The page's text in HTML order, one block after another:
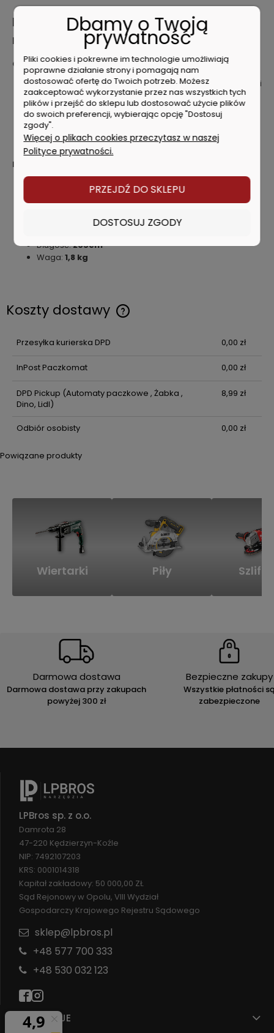
Milwaukee Zestaw do czyszczenia
rynien 4932498512
CHARAKTERYSTYKA PRODUKTU:
Przystawka do rynien z maksymalnie czterema złączami
gwintowanymi i możliwością obrotu kolanka o 360°,
zoptymalizowana pod kątem usuwania zanieczyszczeń
z rynien.
Może być stosowany w następujących dmuchawach:
M18 FBLG3 i M18 F2BL.
DANE TECHNICZNE:
1x adapter doM18 F2BL
1x adapter do M18 FBLG3
Dysza rynnowa
Długość:265cm
Waga: 1,8 kg
Koszty dostawy
Przesyłka kurierska DPD
0,00 zł
InPost Paczkomat 0,00 zł
DPD Pickup (Automaty paczkowe , Żabka ,
Dino, Lidl)
8,99 zł
Odbiór osobisty 0,00 zł
Powiązane produkty
Wiertarki Piły
Darmowa dostawa
Darmowa dostawa przy zakupach
powyżej 300 zł
Bezpieczne zakupy
Wszystkie płatności
zabezpieczone
INFORMACJE
LPBros sp. z o.o.
Damrota 28
47-220 Kędzierzyn-Koźle
NIP: 7492107203
KRS: 0001014318
Kapitał zakładowy: 50 000,00 ZŁ
Sąd Rejonowy w Opolu, VIII Wydział
Gospodarczy Krajowego Rejestru Sądowego
sklep@lpbros.pl
+48 577 700 333
+48 530 032 123
Dbamy o Twoją
prywatność
Pliki cookies i pokrewne im technologie umożliwiają
poprawne działanie strony i pomagają nam
dostosować ofertę do Twoich potrzeb. Możesz
zaakceptować wykorzystanie przez nas wszystkich tych
plików i przejść do sklepu lub dostosować użycie plików
do swoich preferencji, wybierając opcję "Dostosuj
zgody".
Więcej o plikach cookies przeczytasz w naszej
Polityce prywatności.
PRZEJDŹ DO SKLEPU
DOSTOSUJ ZGODY